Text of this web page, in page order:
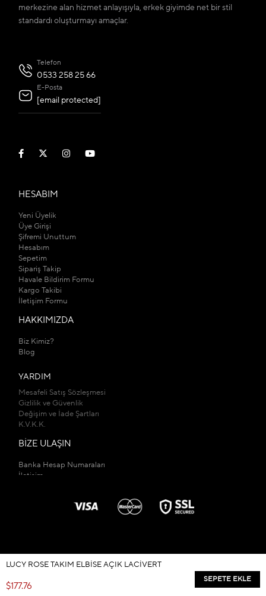
merkezine alan hizmet anlayışıyla, erkek giyimde net bir stil
standardı oluşturmayı amaçlar.
Telefon
0533 258 25 66
E-Posta
[email protected]
HESABIM
Yeni Üyelik
Üye Girişi
Şifremi Unuttum
Hesabım
Sepetim
Sipariş Takip
Havale Bildirim Formu
Kargo Takibi
İletişim Formu
HAKKIMIZDA
Biz Kimiz?
Blog
YARDIM
Mesafeli Satış Sözleşmesi
Gizlilik ve Güvenlik
Değişim ve İade Şartları
K.V.K.K.
BİZE ULAŞIN
Banka Hesap Numaraları
İletişim
© 2026kadirbuyukkayashop.com- Tüm Hakları Saklıdır.
LUCY ROSE TAKIM ELBISE AÇIK LACIVERT
$177.76